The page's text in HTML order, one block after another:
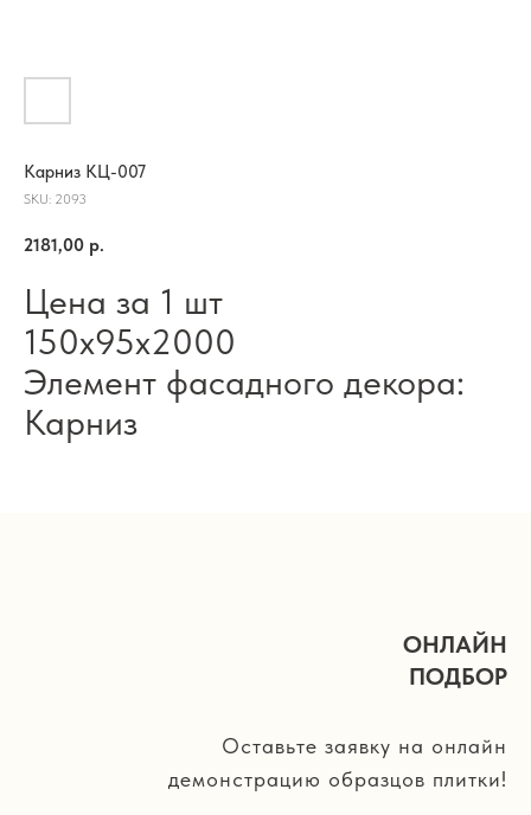
Карниз КЦ-007
SKU: 2093
2181,00 р.
Цена за 1 шт
150х95х2000
Элемент фасадного декора:
Карниз
ОНЛАЙН
ПОДБОР
Оставьте заявку на онлайн
демонстрацию образцов плитки!